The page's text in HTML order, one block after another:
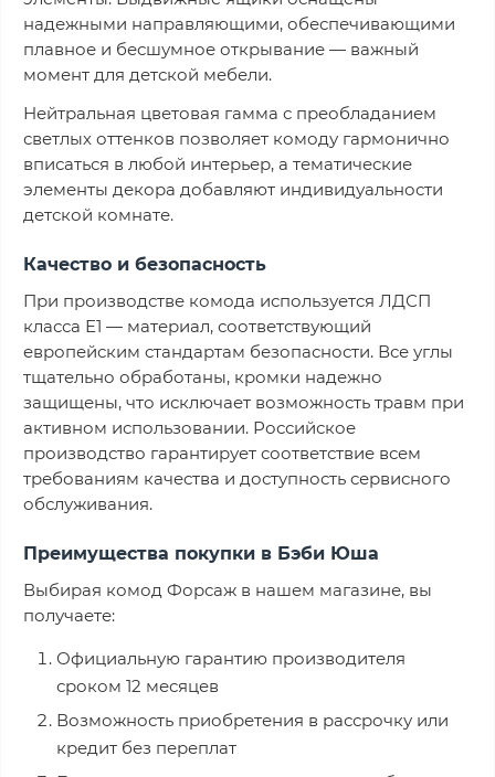
надежными направляющими, обеспечивающими
плавное и бесшумное открывание — важный
момент для детской мебели.
Нейтральная цветовая гамма с преобладанием
светлых оттенков позволяет комоду гармонично
вписаться в любой интерьер, а тематические
элементы декора добавляют индивидуальности
детской комнате.
Качество и безопасность
При производстве комода используется ЛДСП
класса Е1 — материал, соответствующий
европейским стандартам безопасности. Все углы
тщательно обработаны, кромки надежно
защищены, что исключает возможность травм при
активном использовании. Российское
производство гарантирует соответствие всем
требованиям качества и доступность сервисного
обслуживания.
Преимущества покупки в Бэби Юша
Выбирая комод Форсаж в нашем магазине, вы
получаете:
Официальную гарантию производителя
сроком 12 месяцев
Возможность приобретения в рассрочку или
кредит без переплат